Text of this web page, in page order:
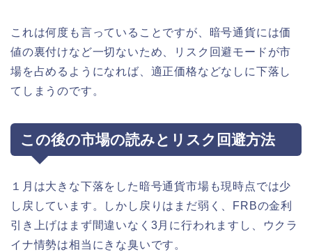
これは何度も言っていることですが、暗号通貨には価
値の裏付けなど一切ないため、リスク回避モードが市
場を占めるようになれば、適正価格などなしに下落し
てしまうのです。
この後の市場の読みとリスク回避方法
１月は大きな下落をした暗号通貨市場も現時点では少
し戻しています。しかし戻りはまだ弱く、FRBの金利
引き上げはまず間違いなく3月に行われますし、ウクラ
イナ情勢は相当にきな臭いです。